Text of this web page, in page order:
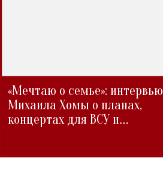
«Мечтаю о семье»: интервью
Михаила Хомы о планах,
концертах для ВСУ и